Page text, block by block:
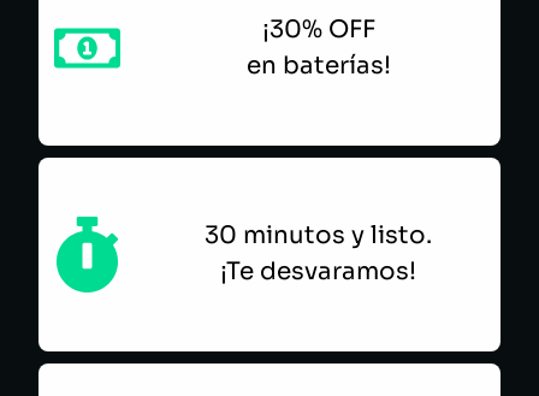
¡30% OFF
en baterías!
30 minutos y listo.
¡Te desvaramos!